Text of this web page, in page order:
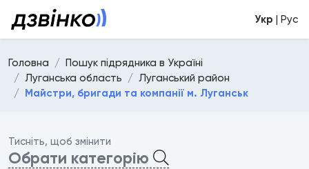
Укр | Рус
Головна
Пошук підрядника в Україні
Луганська область
Луганський район
Майстри, бригади та компанії м. Луганськ
Тисніть, щоб змінити
Обрати категорію